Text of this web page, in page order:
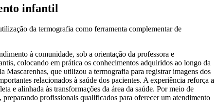
infantil
da termografia como ferramenta complementar de
à comunidade, sob a orientação da professora e
colocando em prática os conhecimentos adquiridos ao longo da
Mascarenhas, que utilizou a termografia para registrar imagens dos
relacionados à saúde dos pacientes. A experiência reforça a
e alinhada às transformações da área da saúde. Por meio de
profissionais qualificados para oferecer um atendimento